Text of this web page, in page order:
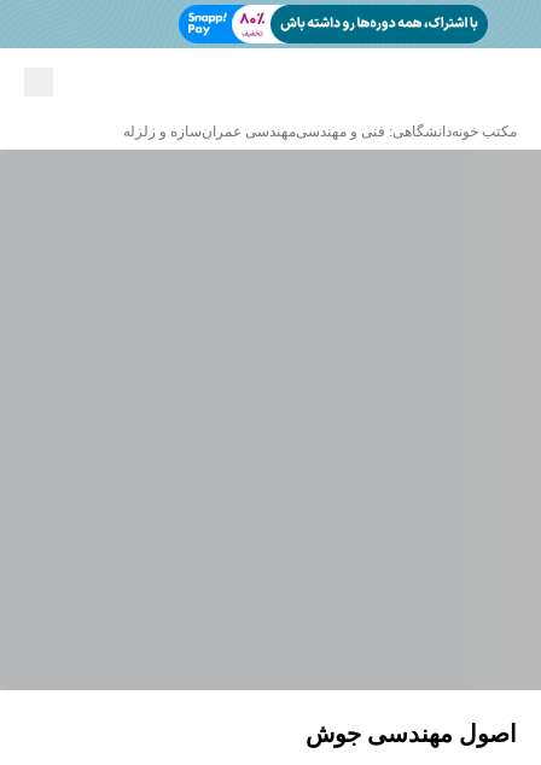
مکتب خونهدانشگاهی: فنی و مهندسیمهندسی عمرانسازه و زلزله
اصول مهندسی جوش